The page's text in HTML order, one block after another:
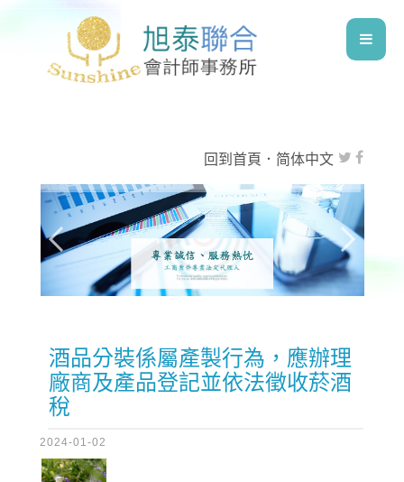
回到首頁 ． 简体中文
酒品分裝係屬產製行為，應辦理
廠商及產品登記並依法徵收菸酒
稅
2024-01-02